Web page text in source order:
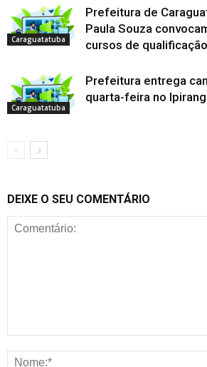
Caraguatatuba
Prefeitura de
Paula Souza
cursos de
Caraguatatuba
Prefeitura entrega
quarta-feira no
DEIXE O SEU COMENTÁRIO